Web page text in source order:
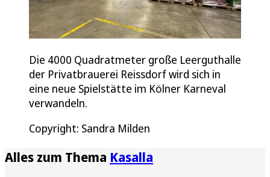
Die 4000 Quadratmeter große Leerguthalle
der Privatbrauerei Reissdorf wird sich in
eine neue Spielstätte im Kölner Karneval
verwandeln.
Copyright: Sandra Milden
Alles zum Thema Kasalla